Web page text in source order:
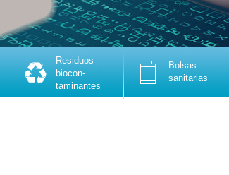
Residuos
biocon-
taminantes
Bolsas
sanitarias